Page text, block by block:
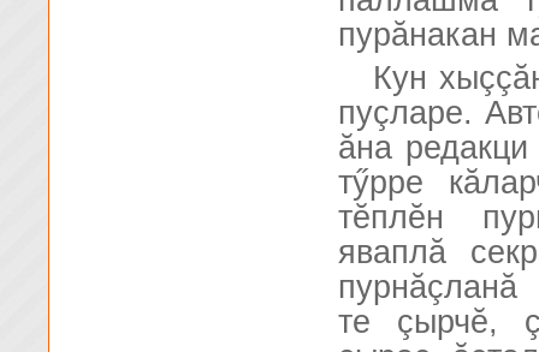
пурăнакан
Кун
пуçларе.
ăна
тӳрре
тĕплĕн
яваплă
те çырчĕ,